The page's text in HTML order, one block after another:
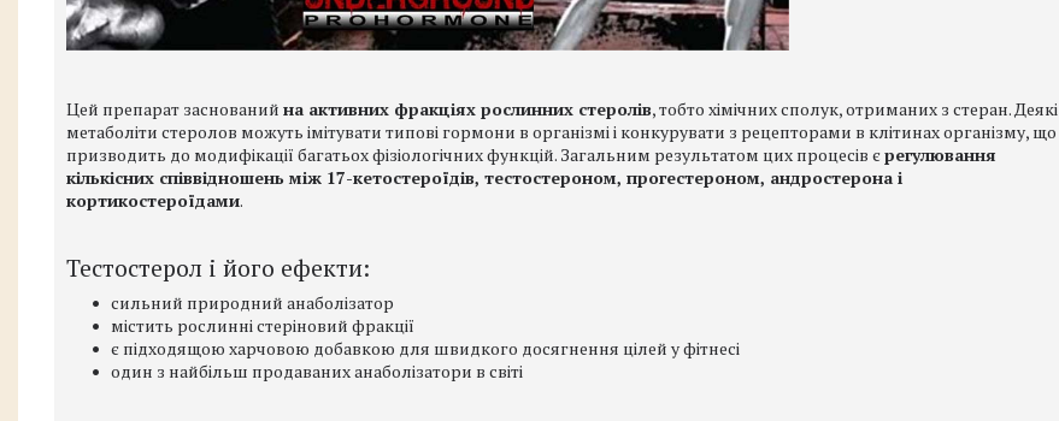
Цей препарат заснований на активних фракціях рослинних стеролів, тобто хімічних сполук, отриманих з стеран. Деякі
метаболіти стеролов можуть імітувати типові гормони в організмі і конкурувати з рецепторами в клітинах організму, що
призводить до модифікації багатьох фізіологічних функцій. Загальним результатом цих процесів єрегулювання
кількісних співвідношень між 17-кетостероїдів, тестостероном, прогестероном, андростерона і
кортикостероїдами.
Тестостерол і його ефекти:
сильний природний анаболізатор
містить рослинні стеріновий фракції
є підходящою харчовою добавкою для швидкого досягнення цілей у фітнесі
один з найбільш продаваних анаболізатори в світі